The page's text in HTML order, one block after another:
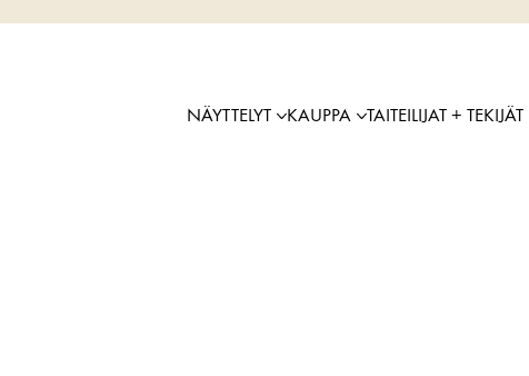
NÄYTTELYT KAUPPA TAITEILIJAT + TEKIJÄT